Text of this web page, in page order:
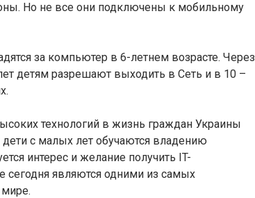
Но не все они подключены к мобильному
за компьютер в 6-летнем возрасте. Через
детям разрешают выходить в Сеть и в 10 –
технологий в жизнь граждан Украины
с малых лет обучаются владению
интерес и желание получить IT-
сегодня являются одними из самых